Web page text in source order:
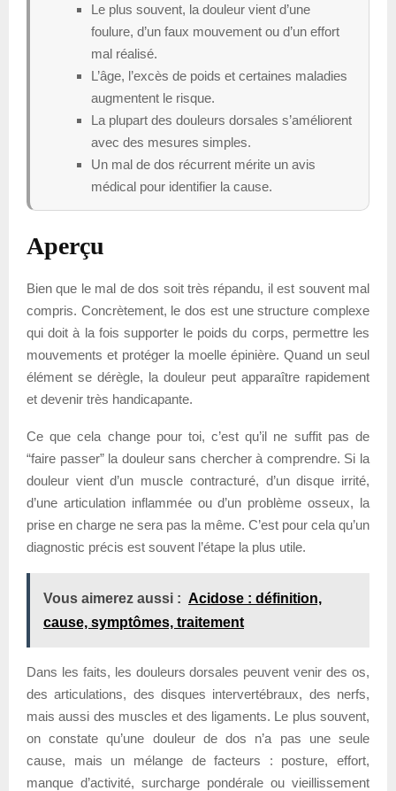
Le plus souvent, la douleur vient d’une
foulure, d’un faux mouvement ou d’un effort
mal réalisé.
L’âge, l’excès de poids et certaines maladies
augmentent le risque.
La plupart des douleurs dorsales s’améliorent
avec des mesures simples.
Un mal de dos récurrent mérite un avis
médical pour identifier la cause.
Aperçu
Bien que le mal de dos soit très répandu, il est souvent mal
compris. Concrètement, le dos est une structure complexe
qui doit à la fois supporter le poids du corps, permettre les
mouvements et protéger la moelle épinière. Quand un seul
élément se dérègle, la douleur peut apparaître rapidement
et devenir très handicapante.
Ce que cela change pour toi, c’est qu’il ne suffit pas de
“faire passer” la douleur sans chercher à comprendre. Si la
douleur vient d’un muscle contracturé, d’un disque irrité,
d’une articulation inflammée ou d’un problème osseux, la
prise en charge ne sera pas la même. C’est pour cela qu’un
diagnostic précis est souvent l’étape la plus utile.
Vous aimerez aussi : Acidose : définition,
cause, symptômes, traitement
Dans les faits, les douleurs dorsales peuvent venir des os,
des articulations, des disques intervertébraux, des nerfs,
mais aussi des muscles et des ligaments. Le plus souvent,
on constate qu’une douleur de dos n’a pas une seule
cause, mais un mélange de facteurs : posture, effort,
manque d’activité, surcharge pondérale ou vieillissement